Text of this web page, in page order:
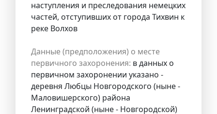
наступления и преследования немецких
частей, отступивших от города Тихвин к
реке Волхов
Данные (предположения) о месте
первичного захоронения: в данных о
первичном захоронении указано -
деревня Любцы Новгородского (ныне -
Маловишерского) района
Ленинградской (ныне - Новгородской)